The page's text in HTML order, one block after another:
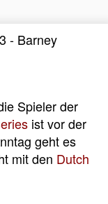
Spieler der
ist vor der
geht es
mit den Dutch